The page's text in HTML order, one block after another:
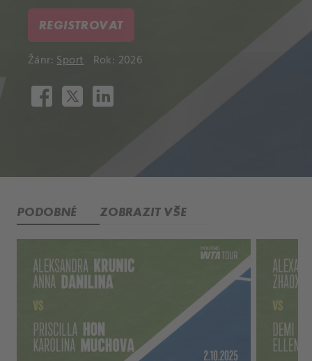
REGISTROVAT
Žánr:Sport Rok: 2026
PODOBNÉ ZOBRAZIT VŠE